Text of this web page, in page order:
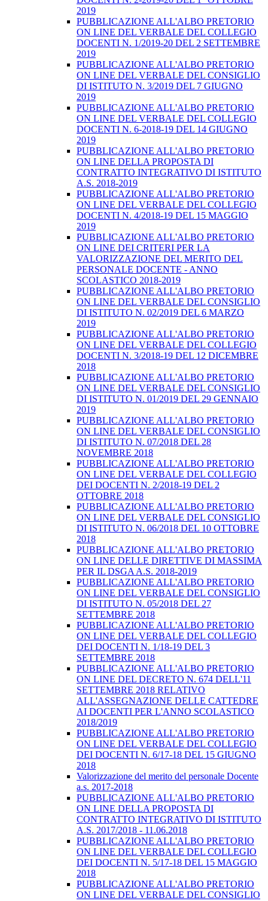
2019
PUBBLICAZIONE ALL'ALBO PRETORIO
ON LINE DEL VERBALE DEL COLLEGIO
DOCENTI N. 1/2019-20 DEL 2 SETTEMBRE
2019
PUBBLICAZIONE ALL'ALBO PRETORIO
ON LINE DEL VERBALE DEL CONSIGLIO
DI ISTITUTO N. 3/2019 DEL 7 GIUGNO
2019
PUBBLICAZIONE ALL'ALBO PRETORIO
ON LINE DEL VERBALE DEL COLLEGIO
DOCENTI N. 6-2018-19 DEL 14 GIUGNO
2019
PUBBLICAZIONE ALL'ALBO PRETORIO
ON LINE DELLA PROPOSTA DI
CONTRATTO INTEGRATIVO DI ISTITUTO
A.S. 2018-2019
PUBBLICAZIONE ALL'ALBO PRETORIO
ON LINE DEL VERBALE DEL COLLEGIO
DOCENTI N. 4/2018-19 DEL 15 MAGGIO
2019
PUBBLICAZIONE ALL'ALBO PRETORIO
ON LINE DEI CRITERI PER LA
VALORIZZAZIONE DEL MERITO DEL
PERSONALE DOCENTE - ANNO
SCOLASTICO 2018-2019
PUBBLICAZIONE ALL'ALBO PRETORIO
ON LINE DEL VERBALE DEL CONSIGLIO
DI ISTITUTO N. 02/2019 DEL 6 MARZO
2019
PUBBLICAZIONE ALL'ALBO PRETORIO
ON LINE DEL VERBALE DEL COLLEGIO
DOCENTI N. 3/2018-19 DEL 12 DICEMBRE
2018
PUBBLICAZIONE ALL'ALBO PRETORIO
ON LINE DEL VERBALE DEL CONSIGLIO
DI ISTITUTO N. 01/2019 DEL 29 GENNAIO
2019
PUBBLICAZIONE ALL'ALBO PRETORIO
ON LINE DEL VERBALE DEL CONSIGLIO
DI ISTITUTO N. 07/2018 DEL 28
NOVEMBRE 2018
PUBBLICAZIONE ALL'ALBO PRETORIO
ON LINE DEL VERBALE DEL COLLEGIO
DEI DOCENTI N. 2/2018-19 DEL 2
OTTOBRE 2018
PUBBLICAZIONE ALL'ALBO PRETORIO
ON LINE DEL VERBALE DEL CONSIGLIO
DI ISTITUTO N. 06/2018 DEL 10 OTTOBRE
2018
PUBBLICAZIONE ALL'ALBO PRETORIO
ON LINE DELLE DIRETTIVE DI MASSIMA
PER IL DSGA A.S. 2018-2019
PUBBLICAZIONE ALL'ALBO PRETORIO
ON LINE DEL VERBALE DEL CONSIGLIO
DI ISTITUTO N. 05/2018 DEL 27
SETTEMBRE 2018
PUBBLICAZIONE ALL'ALBO PRETORIO
ON LINE DEL VERBALE DEL COLLEGIO
DEI DOCENTI N. 1/18-19 DEL 3
SETTEMBRE 2018
PUBBLICAZIONE ALL'ALBO PRETORIO
ON LINE DEL DECRETO N. 674 DELL'11
SETTEMBRE 2018 RELATIVO
ALL'ASSEGNAZIONE DELLE CATTEDRE
AI DOCENTI PER L'ANNO SCOLASTICO
2018/2019
PUBBLICAZIONE ALL'ALBO PRETORIO
ON LINE DEL VERBALE DEL COLLEGIO
DEI DOCENTI N. 6/17-18 DEL 15 GIUGNO
2018
Valorizzazione del merito del personale Docente
a.s. 2017-2018
PUBBLICAZIONE ALL'ALBO PRETORIO
ON LINE DELLA PROPOSTA DI
CONTRATTO INTEGRATIVO DI ISTITUTO
A.S. 2017/2018 - 11.06.2018
PUBBLICAZIONE ALL'ALBO PRETORIO
ON LINE DEL VERBALE DEL COLLEGIO
DEI DOCENTI N. 5/17-18 DEL 15 MAGGIO
2018
PUBBLICAZIONE ALL'ALBO PRETORIO
ON LINE DEL VERBALE DEL CONSIGLIO